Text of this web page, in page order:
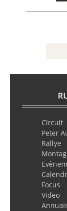
Circuit
Peter
Rallye
Focus
Video